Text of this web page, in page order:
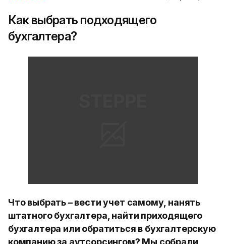
Как выбрать подходящего
бухгалтера?
Что выбрать – вести учет самому, нанять
штатного бухгалтера, найти приходящего
бухгалтера или обратиться в бухгалтерскую
компанию за аутсорсингом? Мы собрали